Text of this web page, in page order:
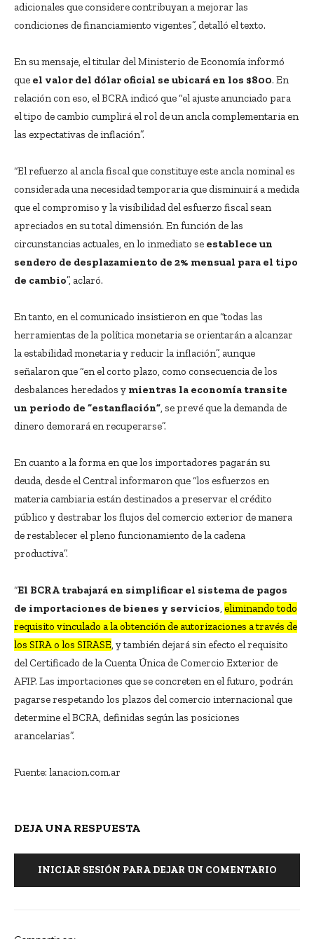
adicionales que considere contribuyan a mejorar las
condiciones de financiamiento vigentes”, detalló el texto.
En su mensaje, el titular del Ministerio de Economía informó
que el valor del dólar oficial se ubicará en los $800. En
relación con eso, el BCRA indicó que “el ajuste anunciado para
el tipo de cambio cumplirá el rol de un ancla complementaria en
las expectativas de inflación”.
“El refuerzo al ancla fiscal que constituye este ancla nominal es
considerada una necesidad temporaria que disminuirá a medida
que el compromiso y la visibilidad del esfuerzo fiscal sean
apreciados en su total dimensión. En función de las
circunstancias actuales, en lo inmediato se establece un
sendero de desplazamiento de 2% mensual para el tipo
de cambio”, aclaró.
En tanto, en el comunicado insistieron en que “todas las
herramientas de la política monetaria se orientarán a alcanzar
la estabilidad monetaria y reducir la inflación”, aunque
señalaron que “en el corto plazo, como consecuencia de los
desbalances heredados y mientras la economía transite
un periodo de “estanflación”, se prevé que la demanda de
dinero demorará en recuperarse”.
En cuanto a la forma en que los importadores pagarán su
deuda, desde el Central informaron que “los esfuerzos en
materia cambiaria están destinados a preservar el crédito
público y destrabar los flujos del comercio exterior de manera
de restablecer el pleno funcionamiento de la cadena
productiva”.
“El BCRA trabajará en simplificar el sistema de pagos
de importaciones de bienes y servicios, eliminando todo
requisito vinculado a la obtención de autorizaciones a través de
los SIRA o los SIRASE, y también dejará sin efecto el requisito
del Certificado de la Cuenta Única de Comercio Exterior de
AFIP. Las importaciones que se concreten en el futuro, podrán
pagarse respetando los plazos del comercio internacional que
determine el BCRA, definidas según las posiciones
arancelarias”.
Fuente: lanacion.com.ar
DEJA UNA RESPUESTA
INICIAR SESIÓN PARA DEJAR UN COMENTARIO